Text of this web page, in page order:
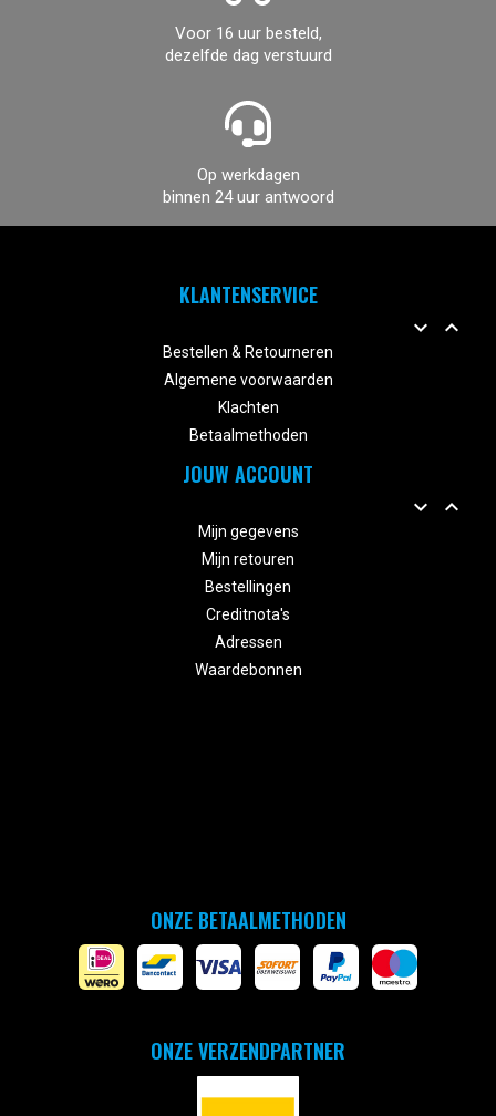
Voor 16 uur besteld,
dezelfde dag verstuurd
Op werkdagen
binnen 24 uur antwoord
KLANTENSERVICE
 
Bestellen & Retourneren
Algemene voorwaarden
Klachten
Betaalmethoden
JOUW ACCOUNT
 
Mijn gegevens
Mijn retouren
Bestellingen
Creditnota's
Adressen
Waardebonnen
ONZE BETAALMETHODEN
ONZE VERZENDPARTNER